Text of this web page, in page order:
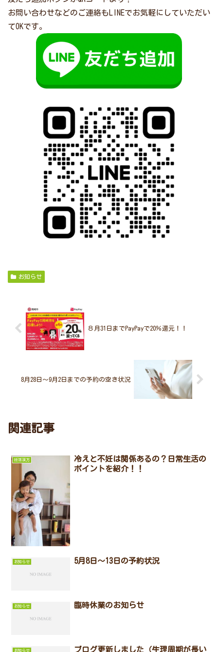
お問い合わせなどのご連絡もLINEでお気軽にしていただい
てOKです。
お知らせ
８月31日までPayPayで20％還元！！
8月28日～9月2日までの予約の空き状況
関連記事
妊活漢方
冷えと不妊は関係あるの？日常生活の
ポイントを紹介！！
お知らせ 5月8日～13日の予約状況
お知らせ 臨時休業のお知らせ
お知らせ ブログ更新しました（生理周期が長い